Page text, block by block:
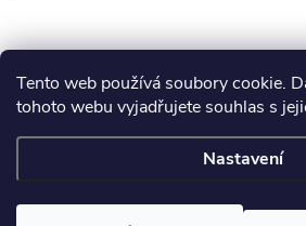
Tento web používá soubory cookie.
tohoto webu vyjadřujete souhlas s
Nastavení
Z
nastavení cookies